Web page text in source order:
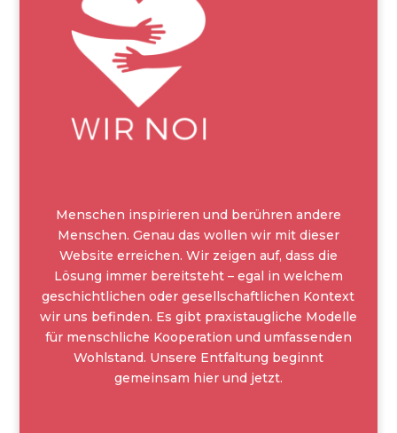
Menschen inspirieren und berühren andere
Menschen. Genau das wollen wir mit dieser
Website erreichen. Wir zeigen auf, dass die
Lösung immer bereitsteht – egal in welchem
geschichtlichen oder gesellschaftlichen Kontext
wir uns befinden. Es gibt praxistaugliche Modelle
für menschliche Kooperation und umfassenden
Wohlstand. Unsere Entfaltung beginnt
gemeinsam hier und jetzt.